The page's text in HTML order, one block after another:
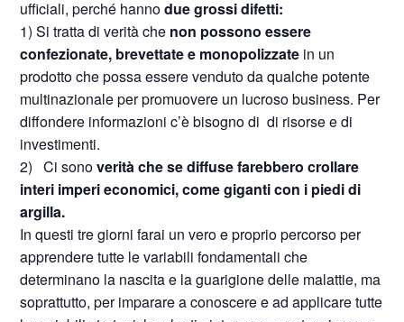
ufficiali, perché hannodue grossi difetti:
1) Si tratta di verità che non possono essere
confezionate, brevettate e monopolizzate in un
prodotto che possa essere venduto da qualche potente
multinazionale per promuovere un lucroso business. Per
diffondere informazioni c’è bisogno di di risorse e di
investimenti.
2) Ci sonoverità che se diffuse farebbero crollare
interi imperi economici, come giganti con i piedi di
argilla.
In questi tre giorni farai un vero e proprio percorso per
apprendere tutte le variabili fondamentali che
determinano la nascita e la guarigione delle malattie, ma
soprattutto, per imparare a conoscere e ad applicare tutte